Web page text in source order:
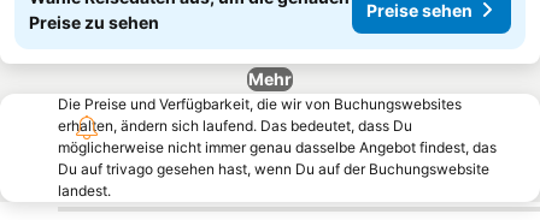
Preise zu sehen
Preise sehen
Mehr
Die Preise und Verfügbarkeit, die wir von Buchungswebsites
erhalten, ändern sich laufend. Das bedeutet, dass Du
möglicherweise nicht immer genau dasselbe Angebot findest, das
Du auf trivago gesehen hast, wenn Du auf der Buchungswebsite
landest.